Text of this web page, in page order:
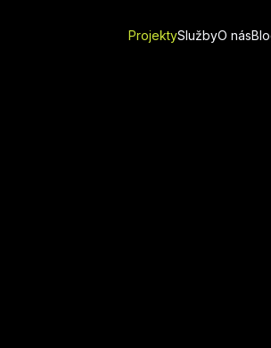
ProjektySlužbyO nás